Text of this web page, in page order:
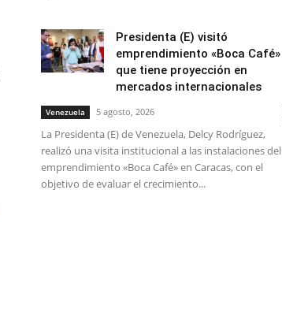
Presidenta (E) visitó
emprendimiento «Boca Café»
que tiene proyección en
mercados internacionales
Venezuela 5 agosto, 2026
La Presidenta (E) de Venezuela, Delcy Rodríguez,
realizó una visita institucional a las instalaciones del
emprendimiento «Boca Café» en Caracas, con el
objetivo de evaluar el crecimiento...